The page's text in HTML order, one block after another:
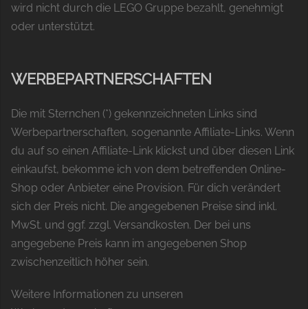
wird nicht durch die LEGO Gruppe bezahlt, genehmigt
oder unterstützt.
WERBEPARTNERSCHAFTEN
Die mit Sternchen (*) gekennzeichneten Links sind
Werbepartnerschaften, sogenannte Affiliate-Links. Wenn
du auf so einen Affiliate-Link klickst und über diesen Link
einkaufst, bekomme ich von dem betreffenden Online-
Shop oder Anbieter eine Provision. Für dich verändert
sich der Preis nicht. Die angegebenen Preise sind inkl.
MwSt. und ggf. zzgl. Versandkosten. Der bei uns
angegebene Preis kann im angegebenen Shop
zwischenzeitlich höher sein.
Weitere Informationen zu unseren